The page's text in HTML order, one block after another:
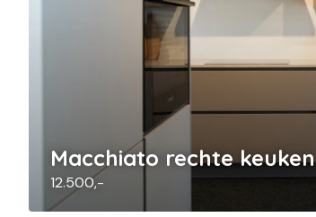
Macchiato rechte keuken
12.500,-